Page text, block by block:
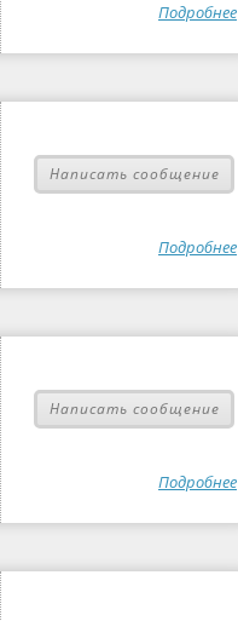
Подробнее
Написать сообщение
Подробнее
Написать сообщение
Подробнее